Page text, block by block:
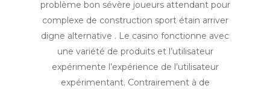
problème bon sévère joueurs attendant pour
complexe de construction sport étain arriver
digne alternative . Le casino fonctionne avec
une variété de produits et l’utilisateur
expérimente l’expérience de l’utilisateur
expérimentant. Contrairement à de